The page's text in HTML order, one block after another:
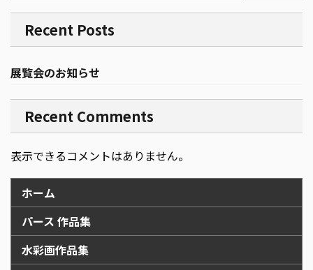
Recent Posts
展覧会のお知らせ
Recent Comments
表示できるコメントはありません。
ホーム
パース 作品集
水彩画作品集